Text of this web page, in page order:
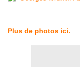
Plus de photos ici.